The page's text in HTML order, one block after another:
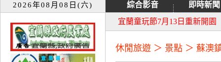
2026年08月08日(六) 綜合影音
即時新聞
宜蘭童玩節7月13日重新開園
大同音樂祭延期至8月9日禮
休閒旅遊 ＞ 景點 ＞ 蘇澳